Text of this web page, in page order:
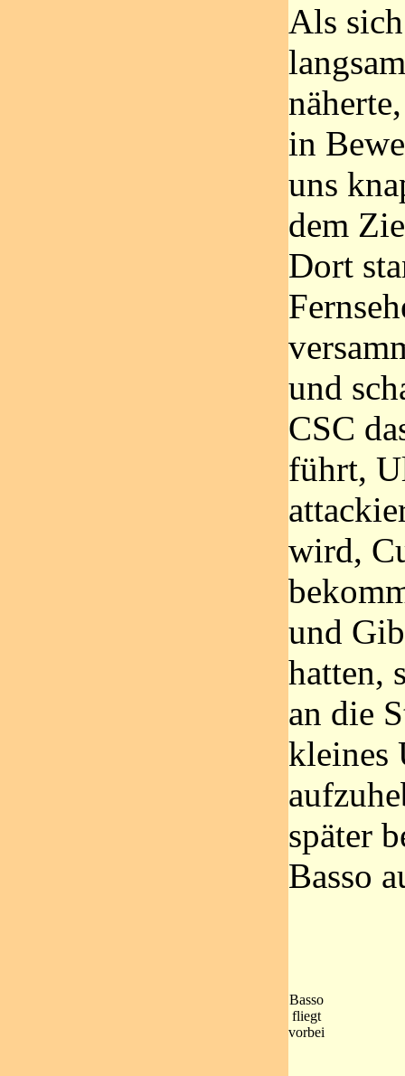
Als
in
uns
dem
Dort
und
CSC
führt,
wird,
und
hatten,
an die
kleines
später
Basso
Basso
fliegt
vorbei